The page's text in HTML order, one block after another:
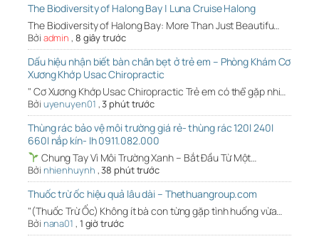
The Biodiversity of Halong Bay | Luna Cruise Halong
The Biodiversity of Halong Bay: More Than Just Beautifu…
Bởi admin , 8 giây trước
Dấu hiệu nhận biết bàn chân bẹt ở trẻ em – Phòng Khám Cơ
Xương Khớp Usac Chiropractic
" Cơ Xương Khớp Usac Chiropractic Trẻ em có thể gặp nhi…
Bởi uyenuyen01 ,3 phút trước
Thùng rác bảo vệ môi trường giá rẻ- thùng rác 120l 240l
660l nắp kín- lh 0911.082.000
Chung Tay Vì Môi Trường Xanh – Bắt Đầu Từ Một…
Bởi nhienhuynh ,38 phút trước
Thuốc trừ ốc hiệu quả lâu dài – Thethuangroup.com
"(Thuốc Trừ Ốc) Không ít bà con từng gặp tình huống vừa…
Bởi nana01 , 1 giờ trước